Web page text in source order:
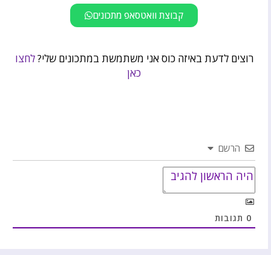
קבוצת וואטסאפ מתכונים
רוצים לדעת באיזה כוס אני משתמשת במתכונים שלי?לחצו
כאן
הרשם
0 תגובות